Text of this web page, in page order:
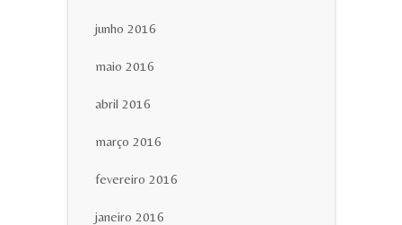
junho 2016
maio 2016
abril 2016
março 2016
fevereiro 2016
janeiro 2016